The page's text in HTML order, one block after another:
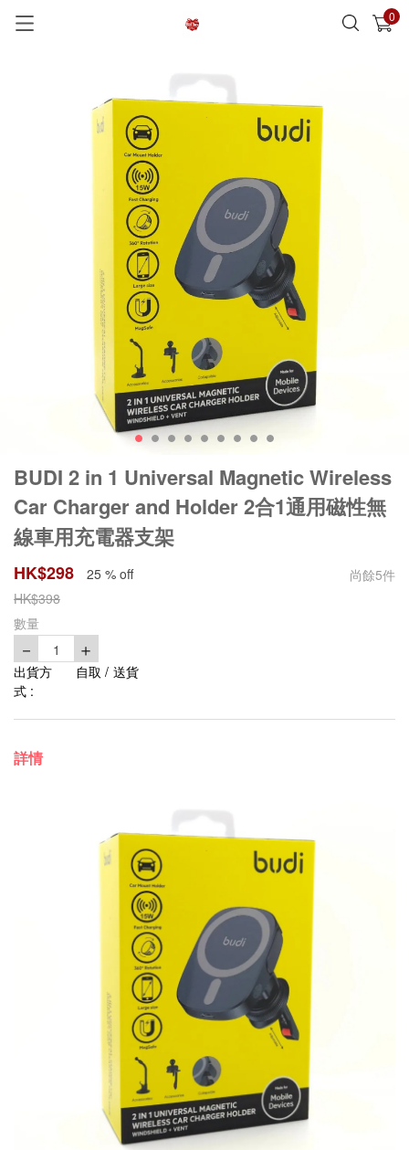
0
已加入購物車 查看
BUDI 2 in 1 Universal Magnetic Wireless
Car Charger and Holder 2合1通用磁性無
線車用充電器支架
HK$298 25 % off 尚餘5件
HK$398
數量
－ 1 ＋
出貨方
式 :
自取 / 送貨
詳情